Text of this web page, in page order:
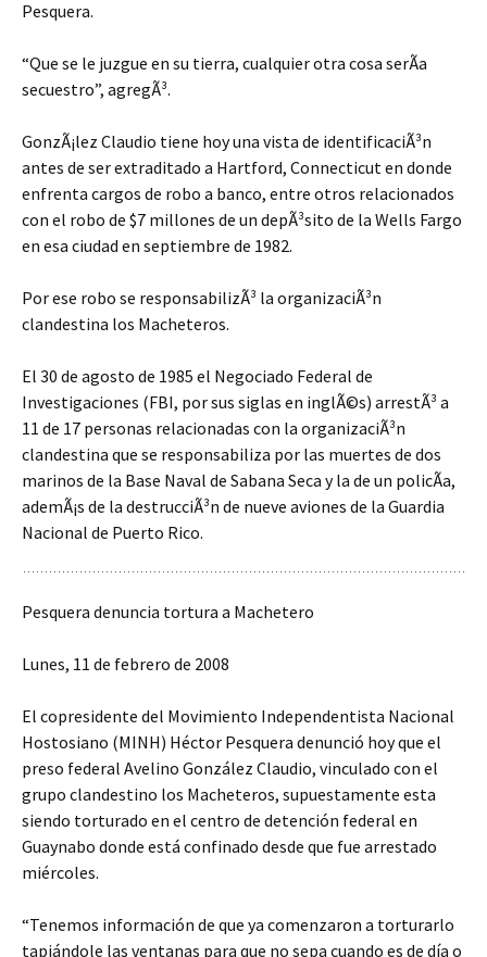
Pesquera.
“Que se le juzgue en su tierra, cualquier otra cosa serÃ­a
secuestro”, agregÃ³.
GonzÃ¡lez Claudio tiene hoy una vista de identificaciÃ³n
antes de ser extraditado a Hartford, Connecticut en donde
enfrenta cargos de robo a banco, entre otros relacionados
con el robo de $7 millones de un depÃ³sito de la Wells Fargo
en esa ciudad en septiembre de 1982.
Por ese robo se responsabilizÃ³ la organizaciÃ³n
clandestina los Macheteros.
El 30 de agosto de 1985 el Negociado Federal de
Investigaciones (FBI, por sus siglas en inglÃ©s) arrestÃ³ a
11 de 17 personas relacionadas con la organizaciÃ³n
clandestina que se responsabiliza por las muertes de dos
marinos de la Base Naval de Sabana Seca y la de un policÃ­a,
ademÃ¡s de la destrucciÃ³n de nueve aviones de la Guardia
Nacional de Puerto Rico.
Pesquera denuncia tortura a Machetero
Lunes, 11 de febrero de 2008
El copresidente del Movimiento Independentista Nacional
Hostosiano (MINH) Héctor Pesquera denunció hoy que el
preso federal Avelino González Claudio, vinculado con el
grupo clandestino los Macheteros, supuestamente esta
siendo torturado en el centro de detención federal en
Guaynabo donde está confinado desde que fue arrestado
miércoles.
“Tenemos información de que ya comenzaron a torturarlo
tapiándole las ventanas para que no sepa cuando es de día o